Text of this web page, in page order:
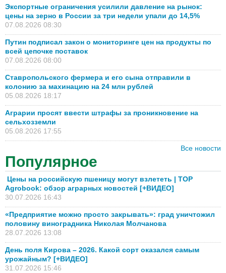
Экспортные ограничения усилили давление на рынок:
цены на зерно в России за три недели упали до 14,5%
07.08.2026 08:30
Путин подписал закон о мониторинге цен на продукты по
всей цепочке поставок
07.08.2026 08:00
Ставропольского фермера и его сына отправили в
колонию за махинацию на 24 млн рублей
05.08.2026 18:17
Аграрии просят ввести штрафы за проникновение на
сельхозземли
05.08.2026 17:55
Все новости
Популярное
Цены на российскую пшеницу могут взлететь | TOP
Agrobook: обзор аграрных новостей [+ВИДЕО]
30.07.2026 16:43
«Предприятие можно просто закрывать»: град уничтожил
половину виноградника Николая Молчанова
28.07.2026 13:08
День поля Кирова – 2026. Какой сорт оказался самым
урожайным? [+ВИДЕО]
31.07.2026 15:46